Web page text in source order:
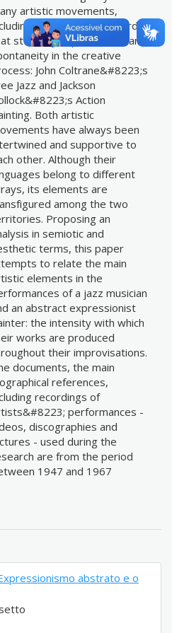
artistic movements,
two artistic vanguard
stood by improvisation and
in the creative
John Coltrane&#8223;s
Jazz and Jackson
Action
Both artistic
have always been
and supportive to
other. Although their
belong to different
its elements are
among the two
Proposing an
in semiotic and
terms, this paper
to relate the main
elements in the
of a jazz musician
an abstract expressionist
the intensity with which
works are produced
their improvisations.
documents, the main
references,
recordings of
performances -
discographies and
- used during the
are from the period
1947 and 1967
abstrato e o